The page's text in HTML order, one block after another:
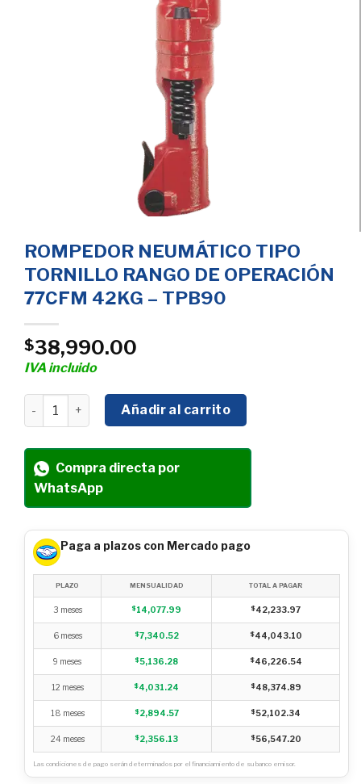
ROMPEDOR NEUMÁTICO TIPO
TORNILLO RANGO DE OPERACIÓN
77CFM 42KG – TPB90
$38,990.00
IVA incluido
ROMPEDOR NEUMÁTICO TIPO TORNILLO RANGO DE
Añadir al carrito
Compra directa por
WhatsApp
Paga a plazos con Mercado pago
PLAZO MENSUALIDAD TOTAL A PAGAR
3 meses $14,077.99 $42,233.97
6 meses $7,340.52 $44,043.10
9 meses $5,136.28 $46,226.54
12 meses $4,031.24 $48,374.89
18 meses $2,894.57 $52,102.34
24 meses $2,356.13 $56,547.20
Las condiciones de pago serán determinados por el financiamiento de su banco emisor.